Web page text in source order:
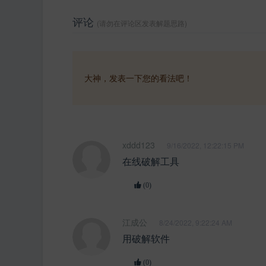
评论 (请勿在评论区发表解题思路)
大神，发表一下您的看法吧！
xddd123
在线破解工具
(0)
江成公
用破解软件
(0)